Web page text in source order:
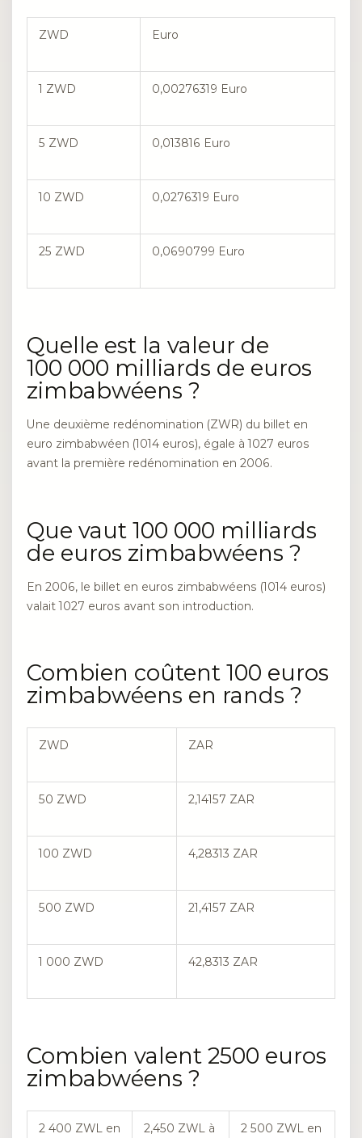
ZWD Euro
1 ZWD 0,00276319 Euro
5 ZWD 0,013816 Euro
10 ZWD 0,0276319 Euro
25 ZWD 0,0690799 Euro
Quelle est la valeur de
100 000 milliards de euros
zimbabwéens ?
Une deuxième redénomination (ZWR) du billet en
euro zimbabwéen (1014 euros), égale à 1027 euros
avant la première redénomination en 2006.
Que vaut 100 000 milliards
de euros zimbabwéens ?
En 2006, le billet en euros zimbabwéens (1014 euros)
valait 1027 euros avant son introduction.
Combien coûtent 100 euros
zimbabwéens en rands ?
ZWD ZAR
50 ZWD 2,14157 ZAR
100 ZWD 4,28313 ZAR
500 ZWD 21,4157 ZAR
1 000 ZWD 42,8313 ZAR
Combien valent 2500 euros
zimbabwéens ?
2 400 ZWL en 2,450 ZWL à 2 500 ZWL en